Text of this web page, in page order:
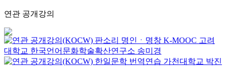
연관 공개강의
판소리 명인ㆍ명창 K-MOOC 고려
대학교 한국언어문화학술확산연구소 송미경
한일문학 번역연습 가천대학교 박진